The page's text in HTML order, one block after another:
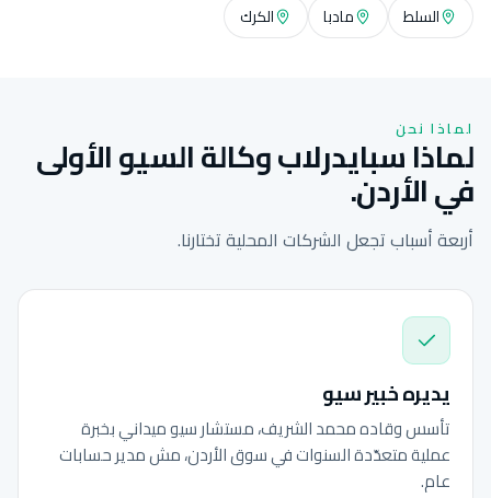
السلط
مادبا الكرك
لماذا نحن
لماذا سبايدرلاب وكالة السيو الأولى
في الأردن.
أربعة أسباب تجعل الشركات المحلية تختارنا.
يديره خبير سيو
تأسس وقاده محمد الشريف، مستشار سيو ميداني بخبرة
عملية متعدّدة السنوات في سوق الأردن، مش مدير حسابات
عام.